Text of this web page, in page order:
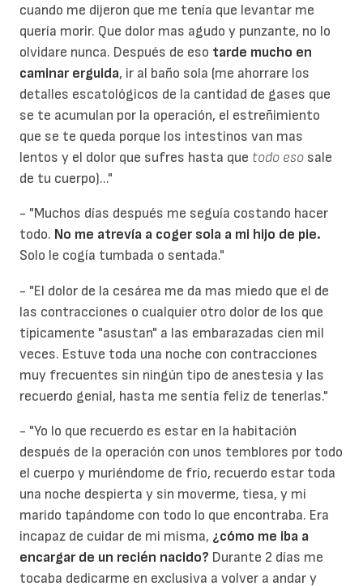
cuando me dijeron que me tenía que levantar me
quería morir. Que dolor mas agudo y punzante, no lo
olvidare nunca. Después de eso tarde mucho en
caminar erguida, ir al baño sola (me ahorrare los
detalles escatológicos de la cantidad de gases que
se te acumulan por la operación, el estreñimiento
que se te queda porque los intestinos van mas
lentos y el dolor que sufres hasta que todo eso sale
de tu cuerpo)..."
- "Muchos días después me seguía costando hacer
todo. No me atrevía a coger sola a mi hijo de pie.
Solo le cogía tumbada o sentada."
- "El dolor de la cesárea me da mas miedo que el de
las contracciones o cualquier otro dolor de los que
típicamente "asustan" a las embarazadas cien mil
veces. Estuve toda una noche con contracciones
muy frecuentes sin ningún tipo de anestesia y las
recuerdo genial, hasta me sentía feliz de tenerlas."
- "Yo lo que recuerdo es estar en la habitación
después de la operación con unos temblores por todo
el cuerpo y muriéndome de frío, recuerdo estar toda
una noche despierta y sin moverme, tiesa, y mi
marido tapándome con todo lo que encontraba. Era
incapaz de cuidar de mi misma, ¿cómo me iba a
encargar de un recién nacido? Durante 2 días me
tocaba dedicarme en exclusiva a volver a andar y